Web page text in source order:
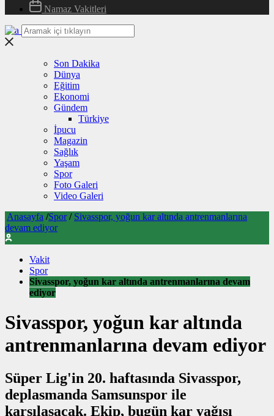
Namaz Vakitleri
Son Dakika
Dünya
Eğitim
Ekonomi
Gündem
Türkiye
İpucu
Magazin
Sağlık
Yaşam
Spor
Foto Galeri
Video Galeri
Anasayfa /Spor / Sivasspor, yoğun kar altında antrenmanlarına
devam ediyor
Vakit
Spor
Sivasspor, yoğun kar altında antrenmanlarına devam
ediyor
Sivasspor, yoğun kar altında
antrenmanlarına devam ediyor
Süper Lig'in 20. haftasında Sivasspor,
deplasmanda Samsunspor ile
karşılaşacak. Ekip, bugün kar yağışı